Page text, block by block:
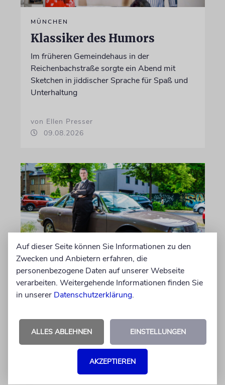
MÜNCHEN
Klassiker des Humors
Im früheren Gemeindehaus in der
Reichenbachstraße sorgte ein Abend mit
Sketchen in jiddischer Sprache für Spaß und
Unterhaltung
von Ellen Presser
09.08.2026
PORTRÄT
Stil auf Rädern
Oldtimer – und fährt sie, statt sie nur in der
Garage zu bewundern. Ein Besuch in Pankow
von Imanuel Marcus
Auf dieser Seite können Sie Informationen zu den
Zwecken und Anbietern erfahren, die
personenbezogene Daten auf unserer Webseite
verarbeiten. Weitergehende Informationen finden Sie
in unserer Datenschutzerklärung.
ALLES ABLEHNEN EINSTELLUNGEN
AKZEPTIEREN